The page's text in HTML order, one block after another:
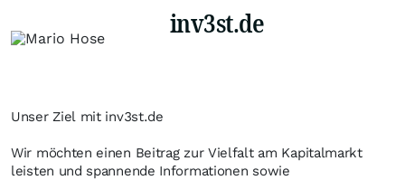
inv3st.de
Unser Ziel mit inv3st.de
Wir möchten einen Beitrag zur Vielfalt am Kapitalmarkt
leisten und spannende Informationen sowie